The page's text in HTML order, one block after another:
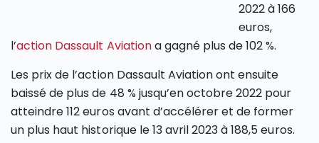
2022 à 166
euros,
l’action Dassault Aviationa gagné plus de 102 %.
Les prix de l’action Dassault Aviation ont ensuite
baissé de plus de 48 % jusqu’en octobre 2022 pour
atteindre 112 euros avant d’accélérer et de former
un plus haut historique le 13 avril 2023 à 188,5 euros.